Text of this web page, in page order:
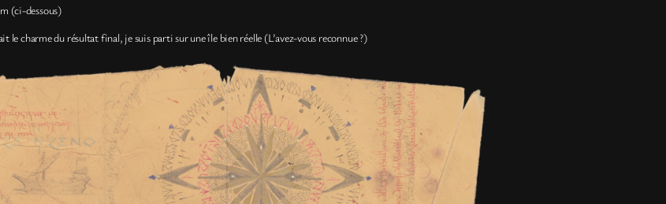
(ci-dessous)
le charme du résultat final, je suis parti sur une île bien réelle (L’avez-vous reconnue ?)